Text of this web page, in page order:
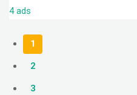
4 ads
1
2
3